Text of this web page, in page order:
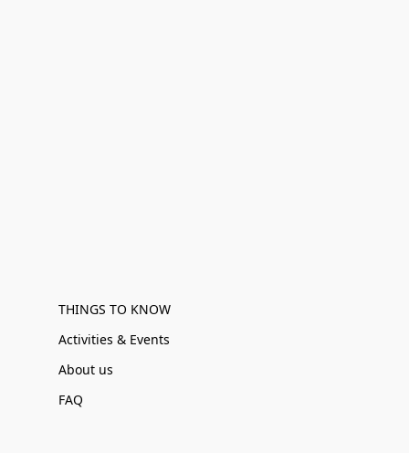
THINGS TO KNOW
Activities & Events
About us
FAQ